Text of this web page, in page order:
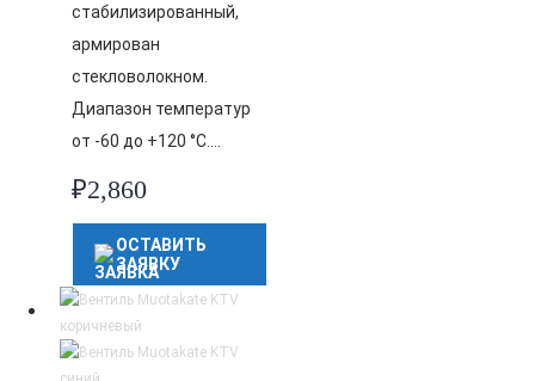
стабилизированный,
армирован
стекловолокном.
Диапазон температур
от -60 до +120 °C….
₽2,860
ОСТАВИТЬ
ЗАЯВКУ